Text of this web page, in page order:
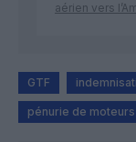
aérien vers
GTF
pénurie de moteurs